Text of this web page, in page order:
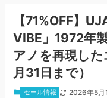
【71%OFF】
VIBE」1972年
アノを再現し
月31日まで）
セール情報 2026年5月